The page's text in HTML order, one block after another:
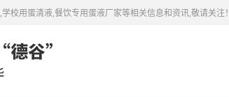
,学校用蛋清液,餐饮专用蛋液厂家等相关信息和资讯,敬请关注！